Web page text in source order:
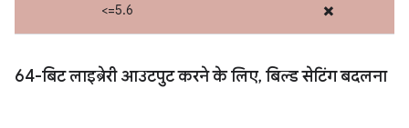
<=5.6 ✖️
64-बिट लाइब्रेरी आउटपुट करने के लिए, बिल्ड सेटिंग बदलना